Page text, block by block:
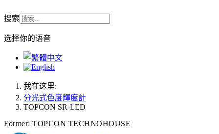
搜索
选择你的语音
我在这里:
分光式色度輝度計
TOPCON SR-LED
Former: TOPCON TECHNOHOUSE